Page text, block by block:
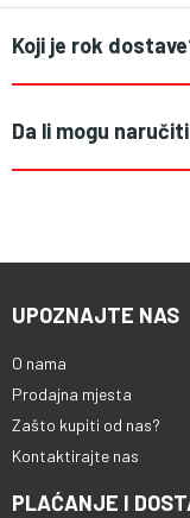
Koji je rok
Da li mogu
UPOZNAJTE NAS
O nama
Prodajna mjesta
Zašto kupiti od nas?
Kontaktirajte nas
PLAĆANJE I